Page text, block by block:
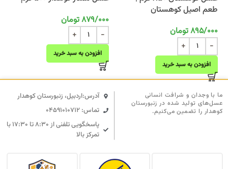
طعم اصیل کوهستان
895/000تومان
افزودن به سبد خرید
879/000تومان
افزودن به سبد خرید
آدرس:اردبیل، زنبورستان کوهدار
تماس: 04591010712
پاسخگویی تلفنی از ۸:۳۰ تا ۱۷:۳۰ با
تمرکز بالا
ما با وجدان و شرافت انسانی
عسل‌های تولید شده در زنبورستان
کوهدار را تضمین می‌کنیم.